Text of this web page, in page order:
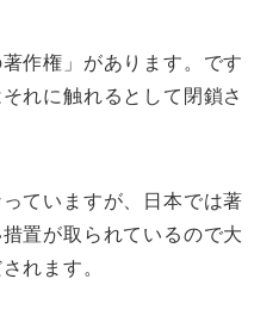
作権」があります。です
れに触れるとして閉鎖さ
ていますが、日本では著
置が取られているので大
れます。